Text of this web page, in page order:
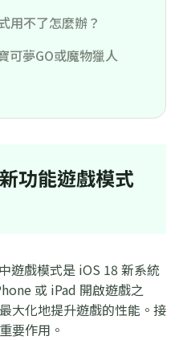
用不了怎麼辦？
可夢GO或魔物獵人
功能遊戲模式
遊戲模式是 iOS 18 新系統
或 iPad 開啟遊戲之
大化地提升遊戲的性能。接
要作用。